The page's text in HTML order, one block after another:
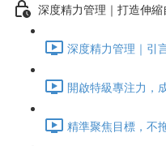
深度精力管理｜打造伸
深度精力管理｜引
開啟特級專注力，
精準聚焦目標，不